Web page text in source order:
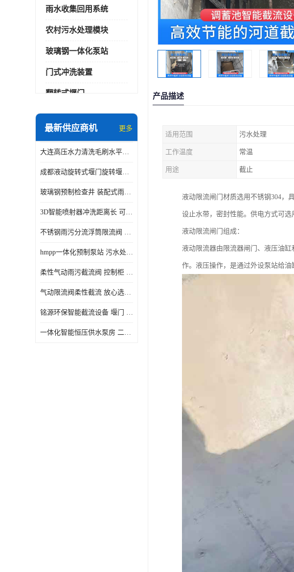
雨水收集回用系统
农村污水处理模块
玻璃钢一体化泵站
门式冲洗装置
翻转式堰门
智能一体化雨水泵站
智能一体化供水泵房
智能一体化净水设备
最新供应商机 更多
大连高压水力清洗毛刷水平自清洁滚刷 水力自动冲洗系统 水力清洗
成都液动旋转式堰门旋转堰门 自动控制 SUS304
玻璃钢预制检查井 装配式雨水污水井 初期弃流井 源头厂家
3D智能喷射器冲洗距离长 可270度旋转 高强度水压远距离喷洗
不锈钢雨污分流浮筒限流阀 DN150-DN1000 品质可信
hmpp一体化预制泵站 污水处理系统 乡镇学校市政排水 厂家供应
柔性气动雨污截流阀 控制柜 远程控制安全性高检修方便
气动限流阀柔性截流 放心选购 控源截污铭源环保
铭源环保智能截流设备 堰门 铸铁调节闸门作用 源头商家 可定制
一体化智能恒压供水泵房 二次加压供水设备户外智慧泵房
产品描述
适用范围 污水处理
工作温度 常温
用途 截止
液动限流闸门材质选用不锈钢304，
设止水带，密封性能。供电方式可选
液动限流闸门组成：
液动限流器由限流器闸门、液压油
作。液压操作，是通过外设泵站给油